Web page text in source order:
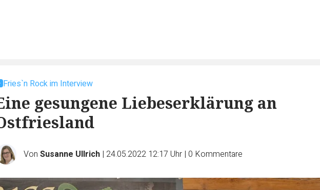
Fries`n Rock im Interview
gesungene Liebeserklärung an
Von Susanne Ullrich | 24.05.2022 12:17 Uhr | 0 Kommentare